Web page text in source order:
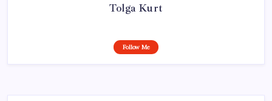
Tolga Kurt
Follow Me